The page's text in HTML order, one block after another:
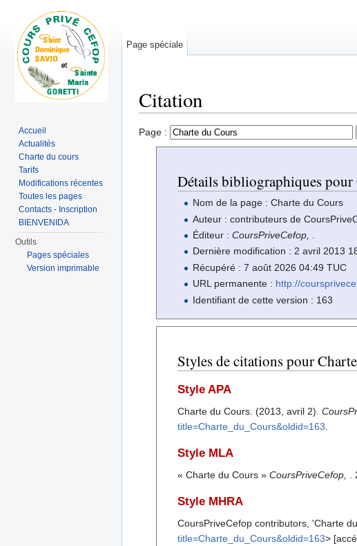
Citation
Page :
Détails bibliographiques pour
Nom de la page : Charte du Cours
Auteur : contributeurs de
Éditeur :CoursPriveCefop,
Dernière modification : 2 avril 2013
Récupéré : 7 août 2026 04:49 TUC
URL permanente : http://
Identifiant de cette version : 163
Styles de citations pour
Style APA
Charte du Cours. (2013, avril 2).
title=Charte_du_Cours&oldid=163
Style MLA
« Charte du Cours » CoursPriveCefop,
Style MHRA
CoursPriveCefop contributors, 'Charte
title=Charte_du_Cours&oldid=163>
Page spéciale
Accueil
Actualités
Charte du cours
Tarifs
Modifications récentes
Toutes les pages
Contacts - Inscription
BIENVENIDA
Outils
Pages spéciales
Version imprimable